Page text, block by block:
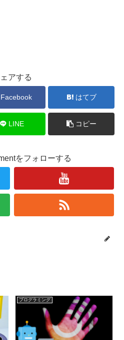
アする
Facebook はてブ
LINE コピー
をフォローする
プログラミング